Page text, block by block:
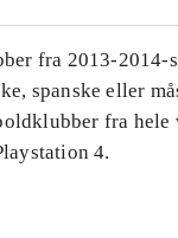
fra 2013-2014-
spanske eller
fra hele
4.